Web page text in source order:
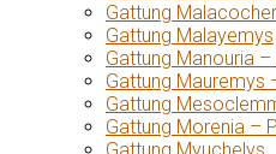
Gattung
Gattung Malayemys
Gattung Manouria
Gattung Mauremys
Gattung
Gattung Morenia –